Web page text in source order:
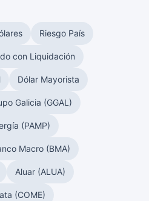
Riesgo País
con Liquidación
Dólar Mayorista
Galicia (GGAL)
(PAMP)
Macro (BMA)
Aluar (ALUA)
(COME)